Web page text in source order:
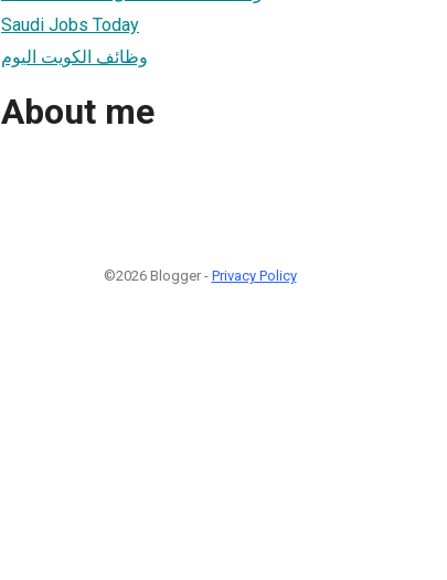
Saudi Jobs Today
وظائف الكويت اليوم
About me
©2026 Blogger - Privacy Policy